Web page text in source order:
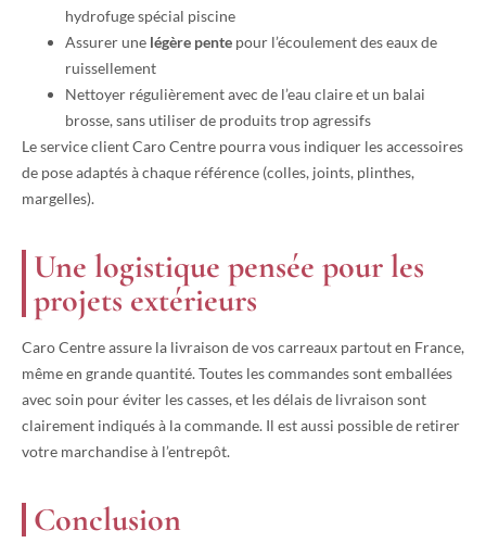
hydrofuge spécial piscine
Assurer une légère pente pour l’écoulement des eaux de
ruissellement
Nettoyer régulièrement avec de l’eau claire et un balai
brosse, sans utiliser de produits trop agressifs
Le service client Caro Centre pourra vous indiquer les accessoires
de pose adaptés à chaque référence (colles, joints, plinthes,
margelles).
Une logistique pensée pour les
projets extérieurs
Caro Centre assure la livraison de vos carreaux partout en France,
même en grande quantité. Toutes les commandes sont emballées
avec soin pour éviter les casses, et les délais de livraison sont
clairement indiqués à la commande. Il est aussi possible de retirer
votre marchandise à l’entrepôt.
Conclusion